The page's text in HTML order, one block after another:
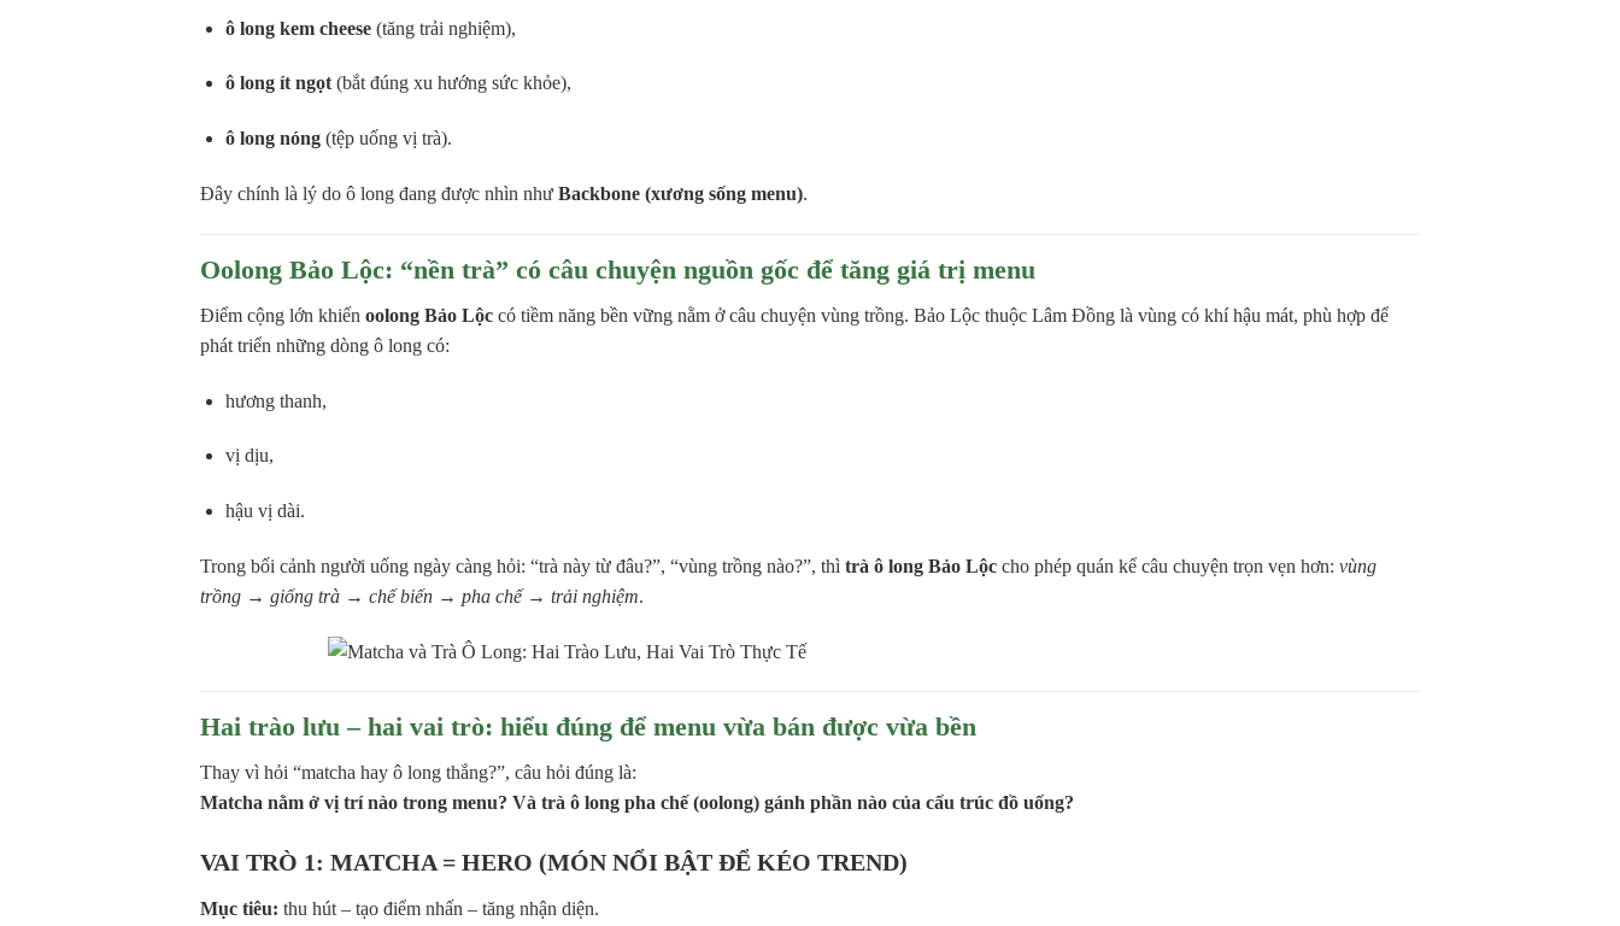
ô long kem cheese(tăng trải nghiệm),
ô long ít ngọt(bắt đúng xu hướng sức khỏe),
ô long nóng(tệp uống vị trà).
Đây chính là lý do ô long đang được nhìn nhưBackbone (xương sống menu).
Oolong Bảo Lộc: “nền trà” có câu chuyện nguồn gốc để tăng giá trị menu
Điểm cộng lớn khiếnoolong Bảo Lộc có tiềm năng bền vững nằm ở câu chuyện vùng trồng.Bảo Lộc thuộcLâm Đồng là vùng có khí hậu mát, phù hợp để
phát triển những dòng ô long có:
hương thanh,
vị dịu,
hậu vị dài.
Trong bối cảnh người uống ngày càng hỏi: “trà này từ đâu?”, “vùng trồng nào?”, thìtrà ô long Bảo Lộc cho phép quán kể câu chuyện trọn vẹn hơn:vùng
trồng → giống trà → chế biến → pha chế → trải nghiệm.
Hai trào lưu – hai vai trò: hiểu đúng để menu vừa bán được vừa bền
Thay vì hỏi “matcha hay ô long thắng?”, câu hỏi đúng là:
Matcha nằm ở vị trí nào trong menu? Và trà ô long pha chế (oolong) gánh phần nào của cấu trúc đồ uống?
VAI TRÒ 1: MATCHA = HERO (MÓN NỔI BẬT ĐỂ KÉO TREND)
Mục tiêu: thu hút – tạo điểm nhấn – tăng nhận diện.